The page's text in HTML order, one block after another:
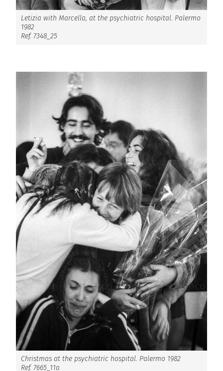
Letizia with Marcella, at the psychiatric hospital. Palermo
1982
Ref. 7348_25
Christmas at the psychiatric hospital. Palermo 1982
Ref. 7665_11a